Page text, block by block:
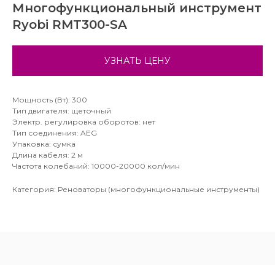
Многофункциональный инструмент
Ryobi RMT300-SA
УЗНАТЬ ЦЕНУ
Мощность (Вт): 300
Тип двигателя: щеточный
Электр. регулировка оборотов: нет
Тип соединения: AEG
Упаковка: сумка
Длина кабеля: 2 м
Частота колебаний: 10000-20000 кол/мин
Категория: Реноваторы (многофункциональные инструменты)